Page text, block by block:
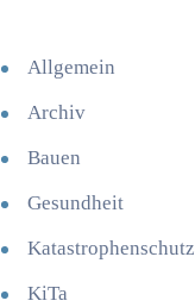
Allgemein
Archiv
Bauen
Gesundheit
Katastrophenschutz
KiTa